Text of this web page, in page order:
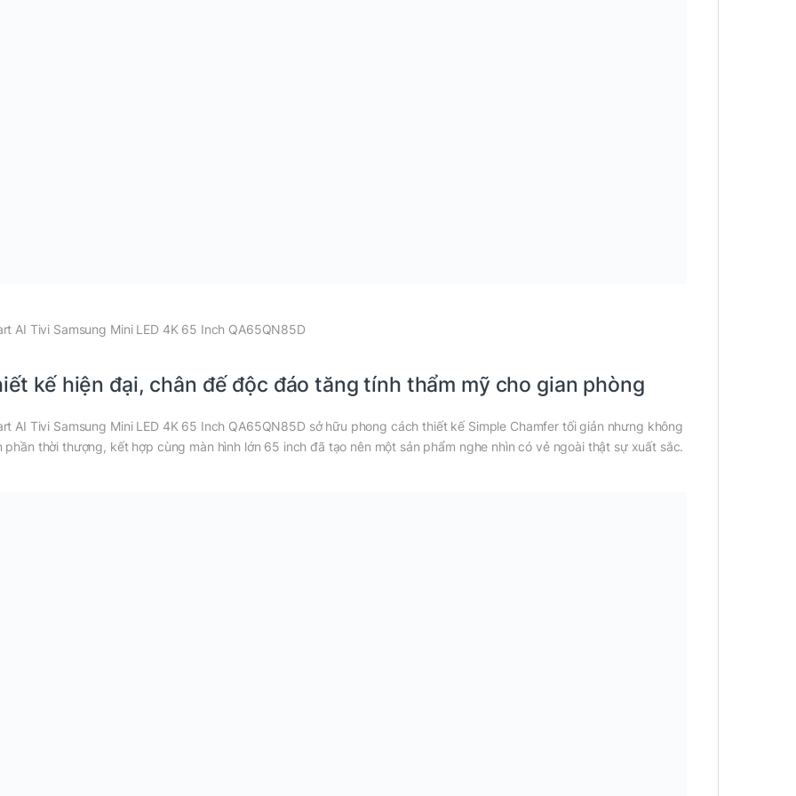
AI Tivi Samsung Mini LED 4K 65 Inch QA65QN85D
kế hiện đại, chân đế độc đáo tăng tính thẩm mỹ cho gian phòng
AI Tivi Samsung Mini LED 4K 65 Inch QA65QN85D sở hữu phong cách thiết kế Simple Chamfer tối giản nhưng không
phần thời thượng, kết hợp cùng màn hình lớn 65 inch đã tạo nên một sản phẩm nghe nhìn có vẻ ngoài thật sự xuất sắc.